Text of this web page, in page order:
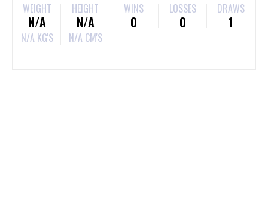
WEIGHT
N/A
N/A KG'S
HEIGHT
N/A
N/A CM'S
WINS
0
LOSSES
0
DRAWS
1